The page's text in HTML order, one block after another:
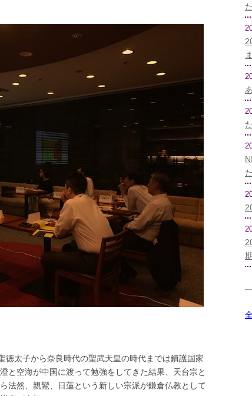
太子から奈良時代の聖武天皇の時代までは鎮護国家
と空海が中国に渡って勉強をしてきた結果、天台宗と
法然、親鸞、日蓮という新しい宗派が鎌倉仏教として